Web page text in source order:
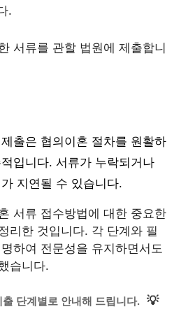
.
서류를 관할 법원에 제출합니
출은 협의이혼 절차를 원활하
입니다. 서류가 누락되거나
지연될 수 있습니다.
서류 접수방법에 대한 중요한
리한 것입니다. 각 단계와 필
하여 전문성을 유지하면서도
습니다.
단계별로 안내해 드립니다. 💡